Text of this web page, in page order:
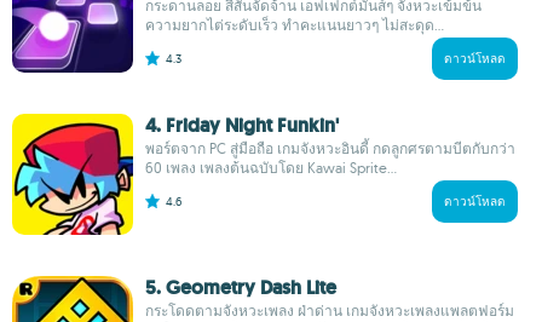
กระดานลอย สีสันจัดจ้าน เอฟเฟกต์มันส์ๆ จังหวะเข้มข้น
ความยากไต่ระดับเร็ว ทำคะแนนยาวๆ ไม่สะดุด...
4.3 ดาวน์โหลด
4. Friday Night Funkin'
พอร์ตจาก PC สู่มือถือ เกมจังหวะอินดี้ กดลูกศรตามบีตกับกว่า
60 เพลง เพลงต้นฉบับโดย Kawai Sprite...
4.6 ดาวน์โหลด
5. Geometry Dash Lite
กระโดดตามจังหวะเพลง ฝ่าด่าน เกมจังหวะเพลงแพลตฟอร์ม